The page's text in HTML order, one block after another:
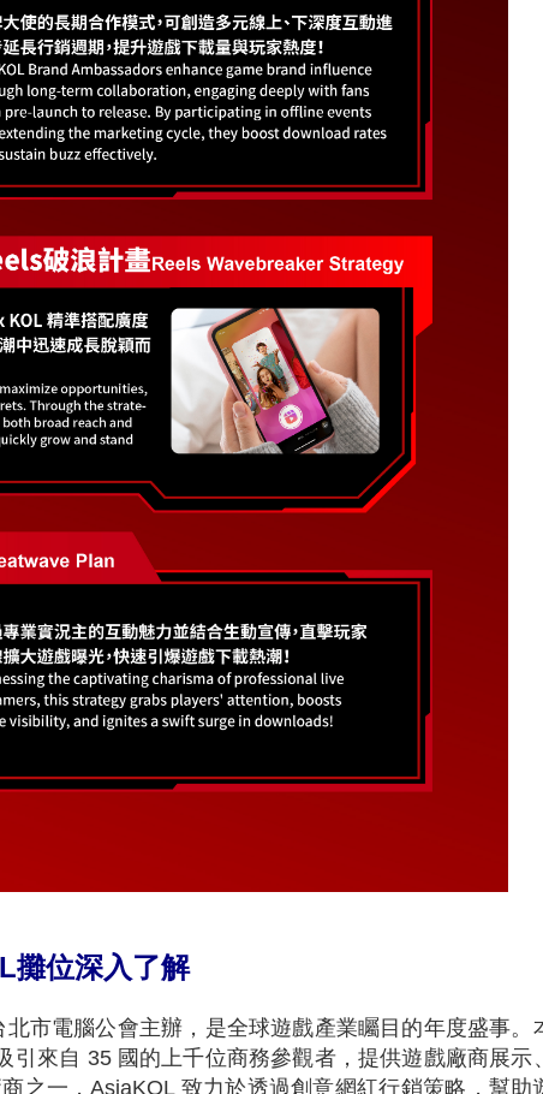
攤位深入了解
北市電腦公會主辦，是全球遊戲產業矚目的年度盛事。
引來自 35 國的上千位商務參觀者，提供遊戲廠商展示
之一，AsiaKOL 致力於透過創意網紅行銷策略，幫助